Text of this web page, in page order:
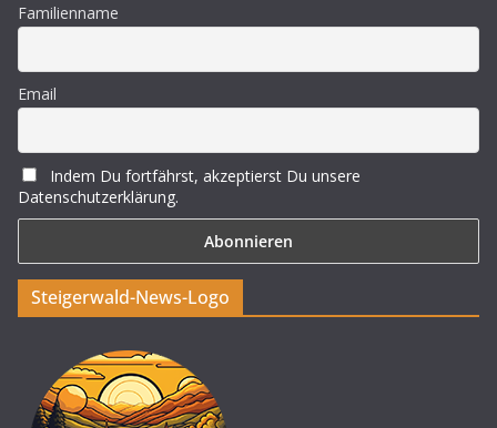
Familienname
Email
Indem Du fortfährst, akzeptierst Du unsere
Datenschutzerklärung.
Steigerwald-News-Logo